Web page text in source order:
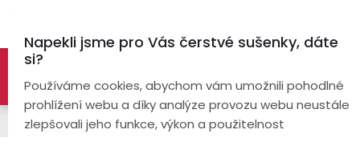
Napekli jsme pro Vás čerstvé sušenky, dáte
si?
Používáme cookies, abychom vám umožnili pohodlné
prohlížení webu a díky analýze provozu webu neustále
zlepšovali jeho funkce, výkon a použitelnost
obsah
🚀 Nové modely DRONŮ 🚀
-26%
PROZKOUMAT NABÍDKU
náramky
Chytré
Chytré hodinky